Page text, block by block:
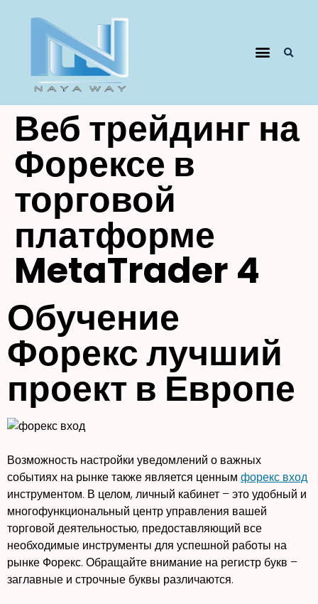
Веб трейдинг на
Форексе в
торговой
платформе
MetaTrader 4
Обучение
Форекс лучший
проект в Европе
Возможность настройки уведомлений о важных
событиях на рынке также является ценным форекс вход
инструментом. В целом, личный кабинет – это удобный и
многофункциональный центр управления вашей
торговой деятельностью, предоставляющий все
необходимые инструменты для успешной работы на
рынке Форекс. Обращайте внимание на регистр букв –
заглавные и строчные буквы различаются.